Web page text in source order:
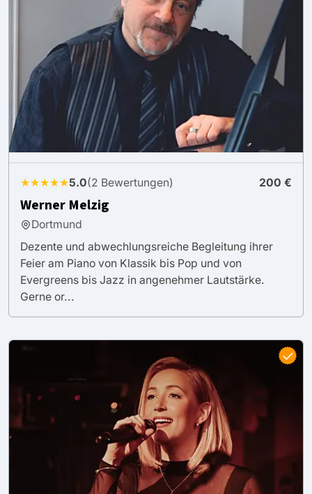
★★★★★5.0(2 Bewertungen) 200 €
Werner Melzig
Dortmund
Dezente und abwechlungsreiche Begleitung ihrer
Feier am Piano von Klassik bis Pop und von
Evergreens bis Jazz in angenehmer Lautstärke.
Gerne or...